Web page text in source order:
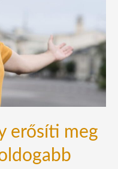
erősíti meg